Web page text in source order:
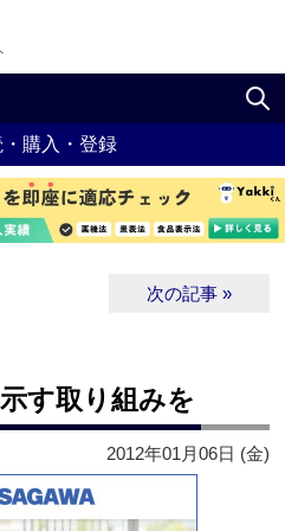
・購入・登録
次の記事 »
す取り組みを
2012年01月06日 (金)